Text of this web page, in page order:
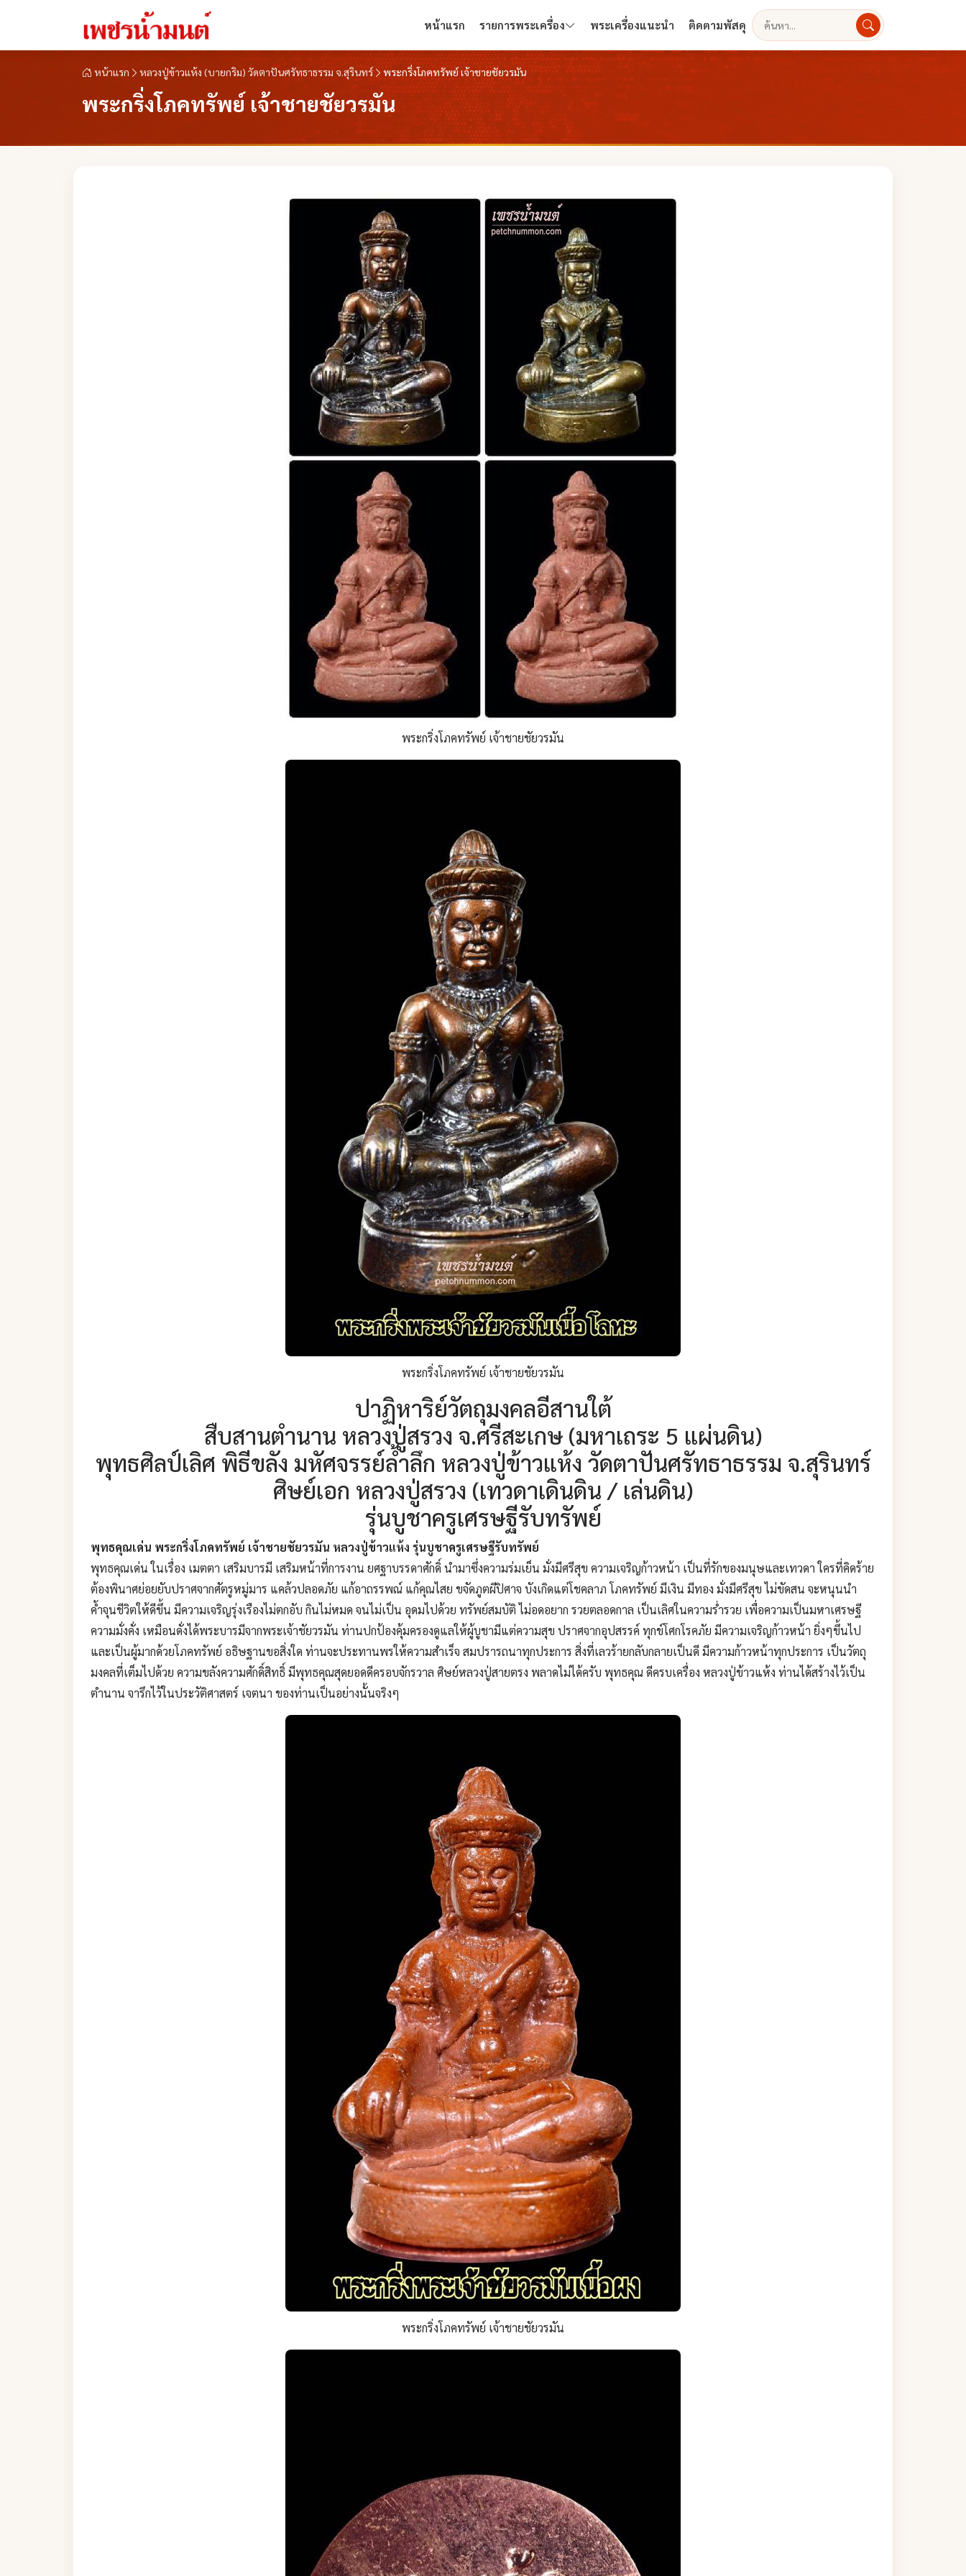
หน้าแรก รายการพระเครื่อง พระเครื่องแนะนำ ติดตามพัสดุ
ค้นหา
หน้าแรก หลวงปู่ข้าวแห้ง (บายกริม) วัดตาปันศรัทธาธรรม จ.สุรินทร์ พระกริ่งโภคทรัพย์ เจ้าชายชัยวรมัน
พระกริ่งโภคทรัพย์ เจ้าชายชัยวรมัน
พระกริ่งโภคทรัพย์ เจ้าชายชัยวรมัน
พระกริ่งโภคทรัพย์ เจ้าชายชัยวรมัน
ปาฏิหาริย์วัตถุมงคลอีสานใต้
สืบสานตำนาน หลวงปู่สรวง จ.ศรีสะเกษ (มหาเถระ 5 แผ่นดิน)
พุทธศิลป์เลิศ พิธีขลัง มหัศจรรย์ล้ำลึก หลวงปู่ข้าวแห้ง วัดตาปันศรัทธาธรรม จ.สุรินทร์
ศิษย์เอก หลวงปู่สรวง (เทวดาเดินดิน / เล่นดิน)
รุ่นบูชาครูเศรษฐีรับทรัพย์
พุทธคุณเด่น พระกริ่งโภคทรัพย์ เจ้าชายชัยวรมัน หลวงปู่ข้าวแห้ง รุ่นบูชาครูเศรษฐีรับทรัพย์
พุทธคุณเด่น ในเรื่อง เมตตา เสริมบารมี เสริมหน้าที่การงาน ยศฐาบรรดาศักดิ์ นำมาซึ่งความร่มเย็น มั่งมีศรีสุข ความเจริญก้าวหน้า เป็นที่รักของมนุษและเทวดา ใครที่คิดร้าย
ต้องพินาศย่อยยับปราศจากศัตรูหมู่มาร แคล้วปลอดภัย แก้อาถรรพณ์ แก้คุณไสย ขจัดภูตผีปิศาจ บังเกิดแต่โชคลาภ โภคทรัพย์ มีเงิน มีทอง มั่งมีศรีสุข ไม่ขัดสน จะหนุนนำ
ค้ำจุนชีวิตให้ดีขึ้น มีความเจริญรุ่งเรืองไม่ตกอับ กินไม่หมด จนไม่เป็น อุดมไปด้วย ทรัพย์สมบัติ ไม่อดอยาก รวยตลอดกาล เป็นเลิศในความร่ำรวย เพื่อความเป็นมหาเศรษฐี
ความมั่งคั่ง เหมือนดั่งได้พระบารมีจากพระเจ้าชัยวรมัน ท่านปกป้องคุ้มครองดูแลให้ผู้บูชามีแต่ความสุข ปราศจากอุปสรรค์ ทุกข์โศกโรคภัย มีความเจริญก้าวหน้า ยิ่งๆขึ้นไป
และเป็นผู้มากด้วยโภคทรัพย์ อธิษฐานขอสิ่งใด ท่านจะประทานพรให้ความสำเร็จ สมปรารถนาทุกประการ สิ่งที่เลวร้ายกลับกลายเป็นดี มีความก้าวหน้าทุกประการ เป็นวัตถุ
มงคลที่เต็มไปด้วย ความขลังความศักดิ์สิทธิ์ มีพุทธคุณสุดยอดดีครอบจักรวาล ศิษย์หลวงปู่สายตรง พลาดไม่ได้ครับ พุทธคุณ ดีครบเครื่อง หลวงปู่ข้าวแห้ง ท่านได้สร้างไว้เป็น
ตำนาน จารึกไว้ในประวัติศาสตร์ เจตนา ของท่านเป็นอย่างนั้นจริงๆ
พระกริ่งโภคทรัพย์ เจ้าชายชัยวรมัน